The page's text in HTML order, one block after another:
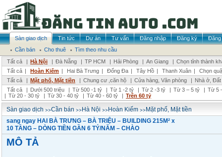
Sàn giao dịch Tin tức Dự án Tư vấn Đăng nhập Đăng ký
Đăng
Cần bán
Cho thuê
Tìm theo nhu cầu
Tất cả
| Hà Nội | Đà Nẵng | TP HCM | Hải Phòng | An Giang | Chọn tỉnh thành
Tất cả | Hoàn Kiếm | Hai Bà Trưng | Đống Đa | Tây Hồ | Thanh Xuân |
Chọn
Tất cả
| Mặt phố, Mặt tiền | Chung cư ,căn hộ | Cửa hàng, Văn phòng | Nhà ở,
Tất cả
| Dưới 500 triệu | Từ 500 -1 tỷ | Từ 1 -2 tỷ | Từ 2 -3 tỷ | Từ 3 – 5 tỷ | Từ 5
| Từ 20 - 30 tỷ | Từ 30 - 40 tỷ | Từ 40 - 60 tỷ | Trên 60 tỷ
Sàn giao dịch >>Cần bán >>Hà Nội >>Hoàn Kiếm >>Mặt phố, Mặt tiền
sang ngay HAI BÀ TRƯNG – BÀ TRIỆU – BUILDING 215M² x
10 TẦNG – DÒNG TIỀN GẦN 6 TỶ/NĂM – CHÀO
MÔ TẢ